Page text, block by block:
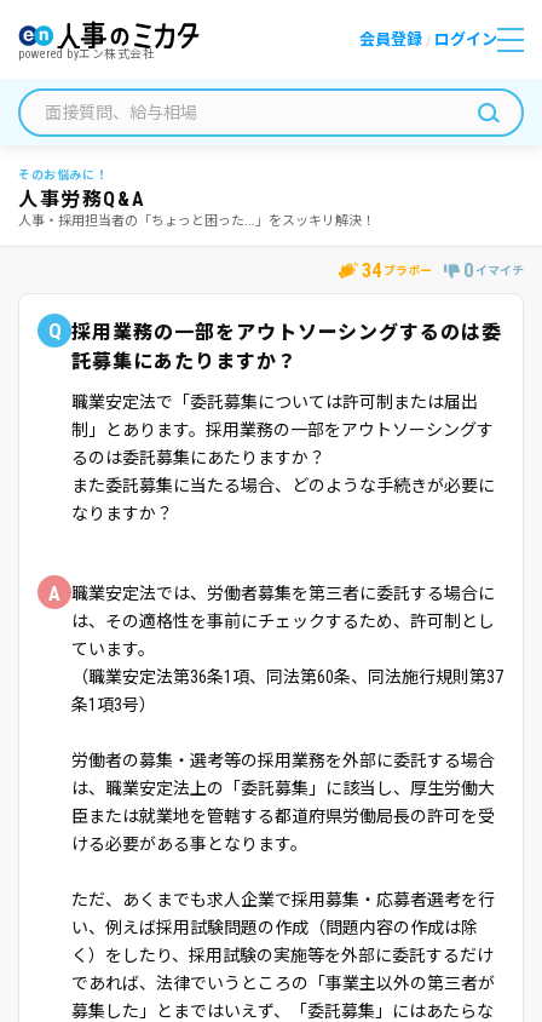
powered byエン株式会社
会員登録 / ログイン
そのお悩みに！
人事労務Q&A
人事・採用担当者の「ちょっと困った...」をスッキリ解決！
34 ブラボー 0 イマイチ
Q 採用業務の一部をアウトソーシングするのは委
託募集にあたりますか？
職業安定法で「委託募集については許可制または届出
制」とあります。採用業務の一部をアウトソーシングす
るのは委託募集にあたりますか？
また委託募集に当たる場合、どのような手続きが必要に
なりますか？
A
職業安定法では、労働者募集を第三者に委託する場合に
は、その適格性を事前にチェックするため、許可制とし
ています。
（職業安定法第36条1項、同法第60条、同法施行規則第37
条1項3号）
労働者の募集・選考等の採用業務を外部に委託する場合
は、職業安定法上の「委託募集」に該当し、厚生労働大
臣または就業地を管轄する都道府県労働局長の許可を受
ける必要がある事となります。
ただ、あくまでも求人企業で採用募集・応募者選考を行
い、例えば採用試験問題の作成（問題内容の作成は除
く）をしたり、採用試験の実施等を外部に委託するだけ
であれば、法律でいうところの「事業主以外の第三者が
募集した」とまではいえず、「委託募集」にはあたらな